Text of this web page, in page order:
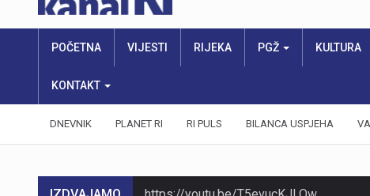
POČETNA VIJESTI RIJEKA PGŽ KULTURA
KONTAKT
DNEVNIK PLANET RI RI PULS BILANCA USPJEHA